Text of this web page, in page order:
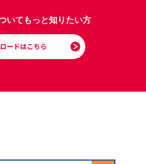
いてもっと知りたい方